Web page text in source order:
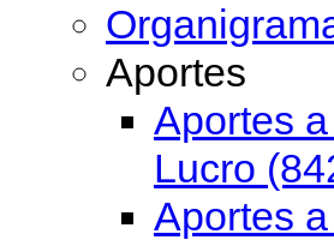
Aportes
Aportes
Lucro
Aportes